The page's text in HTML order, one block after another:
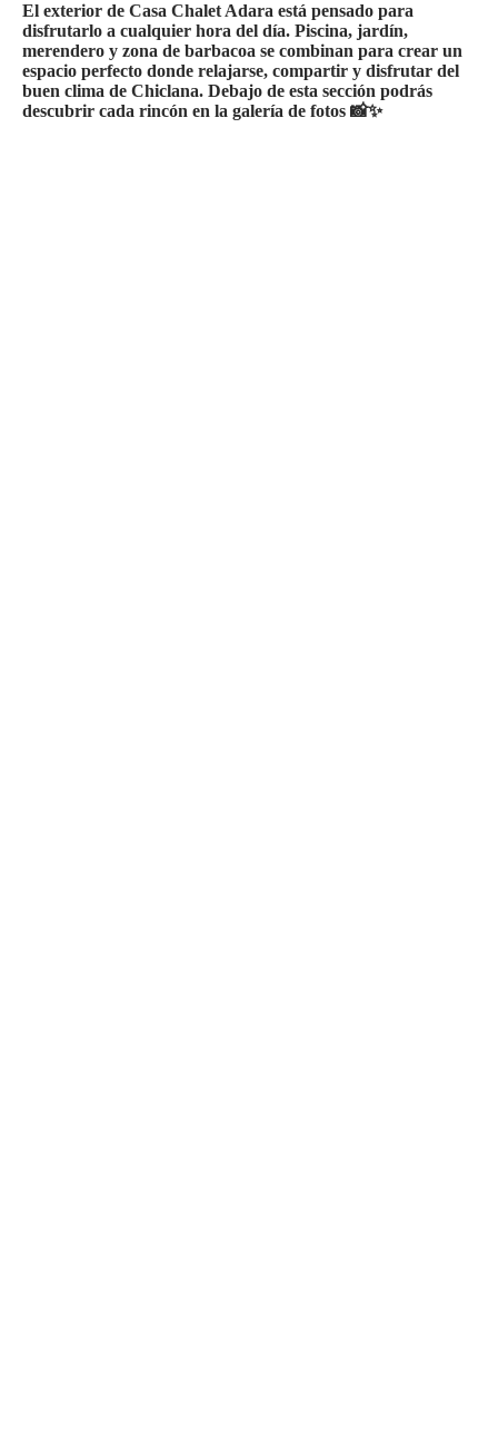
El exterior de Casa Chalet Adara está pensado para
disfrutarlo a cualquier hora del día. Piscina, jardín,
merendero y zona de barbacoa se combinan para crear un
espacio perfecto donde relajarse, compartir y disfrutar del
buen clima de Chiclana. Debajo de esta sección podrás
descubrir cada rincón en la galería de fotos 📸✨